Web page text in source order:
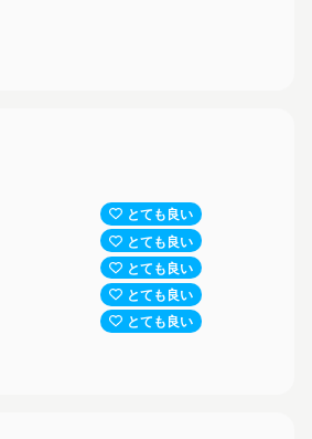
とても良い
とても良い
とても良い
とても良い
とても良い